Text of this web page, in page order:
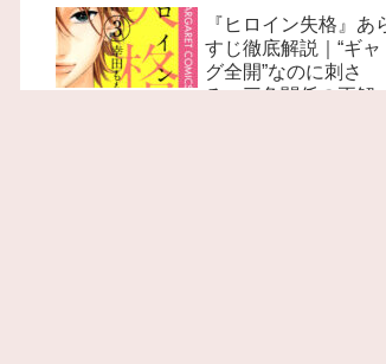
『ヒロイン失格』あ
すじ徹底解説｜“ギャ
グ全開”なのに刺さ
る、三角関係の正解